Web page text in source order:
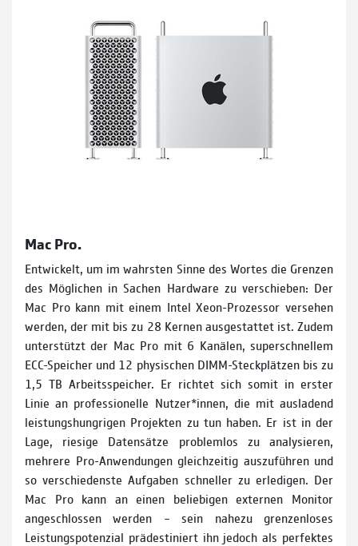
Mac Pro.
Entwickelt, um im wahrsten Sinne des Wortes die Grenzen
des Mög­lichen in Sachen Hardware zu verschieben: Der
Mac Pro kann mit einem Intel Xeon-­Prozessor versehen
werden, der mit bis zu 28 Ker­nen ausgestattet ist. Zudem
unterstützt der Mac Pro mit 6 Kanälen, superschnellem
ECC­-Speicher und 12 physischen DIMM­-Steckplätzen bis zu
1,5 TB Arbeitsspeicher. Er richtet sich somit in erster
Linie an professionelle Nutzer*innen, die mit ausladend
leistungshungri­gen Projekten zu tun haben. Er ist in der
Lage, riesige Datensätze problemlos zu analysieren,
mehrere Pro­-Anwendungen gleichzeitig auszuführen und
so verschiedenste Aufgaben schneller zu erledigen. Der
Mac Pro kann an einen beliebigen externen Monitor
angeschlos­sen werden – sein nahezu grenzenloses
Leistungspotenzial prädesti­niert ihn jedoch als perfektes